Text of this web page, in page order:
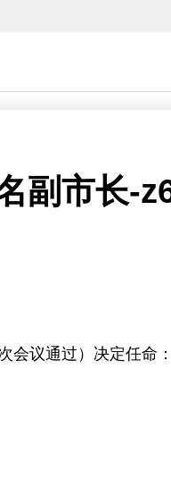
副市长-
会议通过）决定任命：